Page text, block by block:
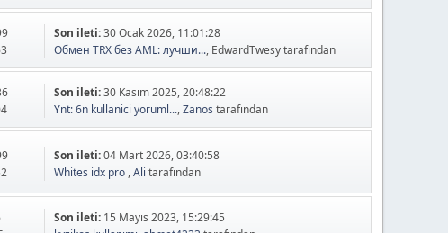
Son ileti:30 Ocak 2026, 11:01:28
Обмен TRX без AML: лучши..., EdwardTwesy tarafından
Son ileti:30 Kasım 2025, 20:48:22
Ynt: 6n kullanici yoruml...,Zanos tarafından
Son ileti:04 Mart 2026, 03:40:58
Whites idx pro ,Ali tarafından
Son ileti: 15 Mayıs 2023, 15:29:45